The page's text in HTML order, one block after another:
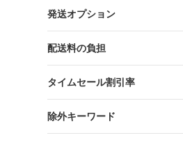
発送オプション
配送料の負担
タイムセール割引率
除外キーワード